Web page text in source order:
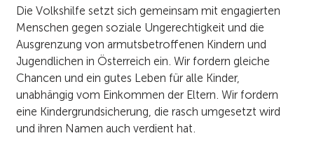
Die Volkshilfe setzt sich gemeinsam mit engagierten
Menschen gegen soziale Ungerechtigkeit und die
Ausgrenzung von armutsbetroffenen Kindern und
Jugendlichen in Österreich ein. Wir fordern gleiche
Chancen und ein gutes Leben für alle Kinder,
unabhängig vom Einkommen der Eltern. Wir fordern
eine Kindergrundsicherung, die rasch umgesetzt wird
und ihren Namen auch verdient hat.